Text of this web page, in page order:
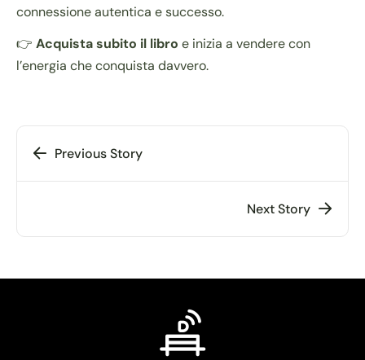
connessione autentica e successo.
👉 Acquista subito il libro e inizia a vendere con
l’energia che conquista davvero.
Previous Story
Next Story